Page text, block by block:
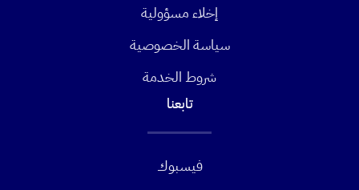
إخلاء مسؤولية
سياسة الخصوصية
شروط الخدمة
تابعنا
فيسبوك